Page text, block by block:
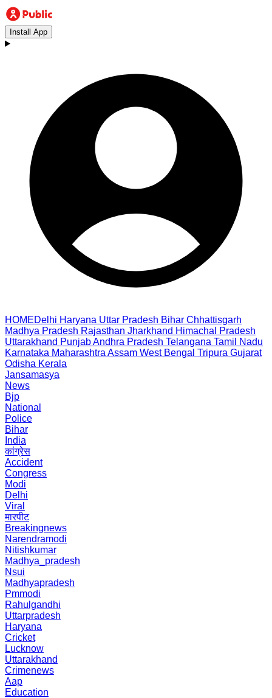
Install App
HOMEDelhi Haryana Uttar Pradesh Bihar Chhattisgarh
Madhya Pradesh Rajasthan Jharkhand Himachal Pradesh
Uttarakhand PunjabAndhra Pradesh Telangana Tamil Nadu
Karnataka Maharashtra Assam West Bengal Tripura Gujarat
Odisha Kerala
Jansamasya
News
Bjp
National
Police
Bihar
India
कांग्रेस
Accident
Congress
Modi
Delhi
Viral
मारपीट
Breakingnews
Narendramodi
Nitishkumar
Madhya_pradesh
Nsui
Madhyapradesh
Pmmodi
Rahulgandhi
Uttarpradesh
Haryana
Cricket
Lucknow
Uttarakhand
Crimenews
Aap
Education